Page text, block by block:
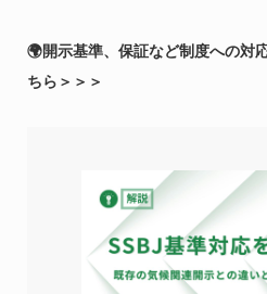
🌍開示基準、保証など制度への対
ちら＞＞＞